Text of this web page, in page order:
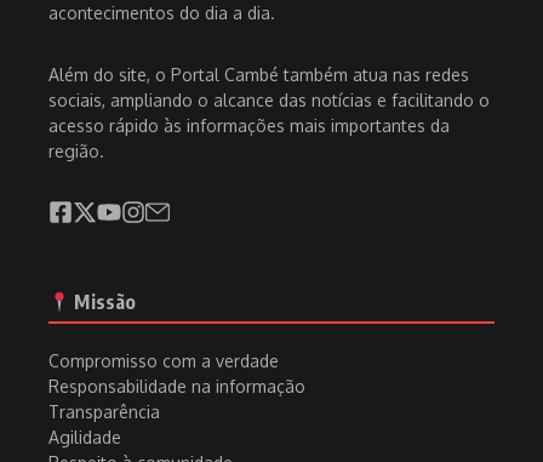
acontecimentos do dia a dia.
Além do site, o Portal Cambé também atua nas redes
sociais, ampliando o alcance das notícias e facilitando o
acesso rápido às informações mais importantes da
região.
Missão
Compromisso com a verdade
Responsabilidade na informação
Transparência
Agilidade